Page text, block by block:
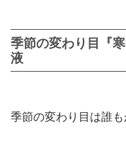
季節の変わり目『
液
季節の変わり目は誰